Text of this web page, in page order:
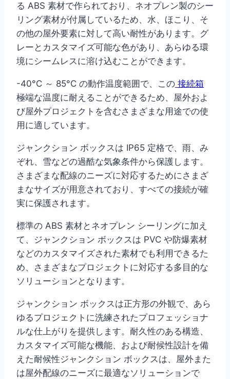
る ABS 素材で作られており、ネオプレン製のシー
リング素材が付属しているため、水、ほこり、そ
の他の屋外要素に対して高い耐性があります。グ
レーとカスタマイズ可能な色があり、あらゆる環
境にシームレスに溶け込むことができます。
-40°C ～ 85°C の動作温度範囲で、この 接続箱
極端な温度に耐えることができるため、屋外およ
び屋外プロジェクトを含むさまざまな用途での使
用に適しています。
ジャンクション ボックスは IP65 定格で、雨、み
ぞれ、雪などの過酷な気象条件から保護します。
さまざまな配線のニーズに対応するためにさまざ
まなサイズが用意されており、すべての接続が確
実に保護されます。
標準の ABS 素材とネオプレン シーリングに加え
て、ジャンクション ボックスは PVC や防爆素材
などのカスタマイズされた素材でも利用できるた
め、さまざまなプロジェクトに対応する多目的な
ソリューションとなります。
ジャンクション ボックスは正方形の外観で、あら
ゆるプロジェクトに洗練されたプロフェッショナ
ルな仕上がりを提供します。耐久性のある構造、
カスタマイズ可能な機能、および耐候性設計を備
えた耐候性ジャンクション ボックスは、屋外また
は屋外配線のニーズに最適なソリューションで